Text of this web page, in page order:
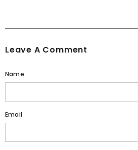
Leave A Comment
Name
Email